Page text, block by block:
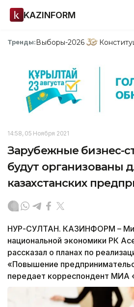
KAZINFORM
Тренды:Выборы-2026
14:58, 05 Ноября 2021
Зарубежные бизнес-
будут организованы
казахстанских
НУР-СУЛТАН. КАЗИНФОРМ –
национальной экономики РК
рассказал о планах по
«Повышение
передает корреспондент МИА